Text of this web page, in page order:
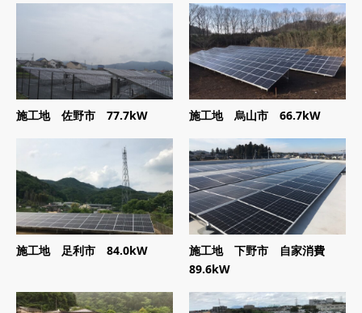
施工地 佐野市 77.7kW 施工地 烏山市 66.7kW
施工地 足利市 84.0kW
施工地 下野市 自家消費
89.6kW